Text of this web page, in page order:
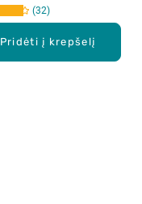
Pridėti į krepšelį
32